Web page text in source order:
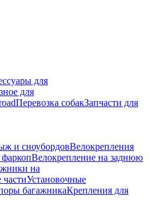
для
для
Перевозка собакЗапчасти для
и сноубордовВелокрепления
Велокрепление на заднюю
на
частиУстановочные
багажникаКрепления для